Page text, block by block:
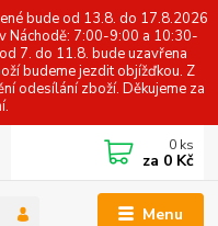
bude od 13.8. do 17.8.2026
Náchodě: 7:00-9:00 a 10:30-
7. do 11.8. bude uzavřena
budeme jezdit objížďkou. Z
odesílání zboží. Děkujeme za
Menu
0 ks
za 0 Kč